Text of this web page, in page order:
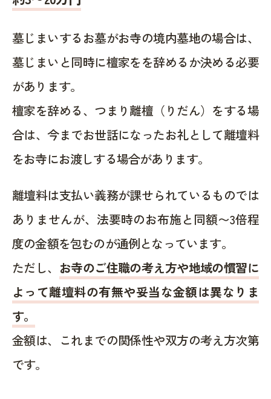
墓じまいするお墓がお寺の境内墓地の場合は、
墓じまいと同時に檀家をを辞めるか決める必要
があります。
檀家を辞める、つまり離檀（りだん）をする場
合は、今までお世話になったお礼として離壇料
をお寺にお渡しする場合があります。
離壇料は支払い義務が課せられているものでは
ありませんが、法要時のお布施と同額〜3倍程
度の金額を包むのが通例となっています。
ただし、 お寺のご住職の考え方や地域の慣習に
よって離壇料の有無や妥当な金額は異なりま
す。
金額は、これまでの関係性や双方の考え方次第
です。